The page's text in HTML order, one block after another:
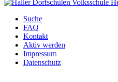
Suche
FAQ
Kontakt
Aktiv werden
Impressum
Datenschutz